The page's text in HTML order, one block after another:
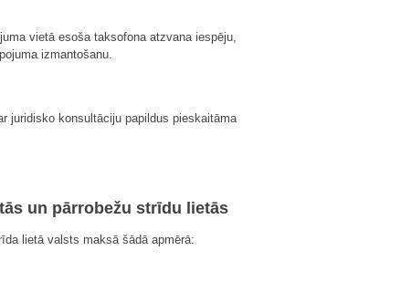
vietā esoša taksofona atzvana iespēju,
izmantošanu.
juridisko konsultāciju papildus pieskaitāma
un pārrobežu strīdu lietās
lietā valsts maksā šādā apmērā: